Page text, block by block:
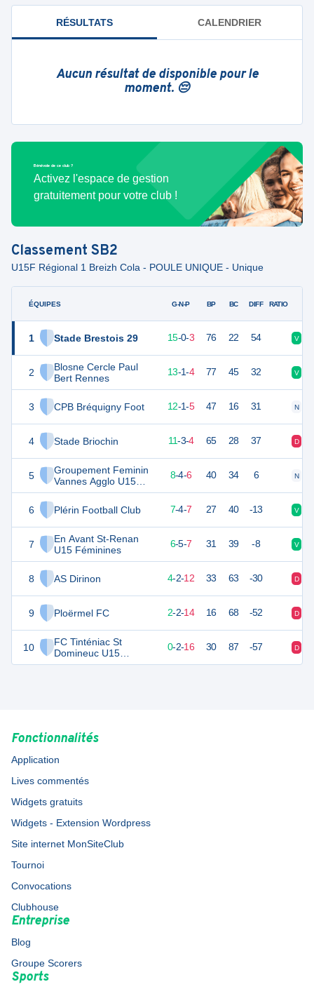
RÉSULTATS CALENDRIER
Aucun résultat de disponible pour le
moment. 😔
Bénévole de ce club ?
Activez l'espace de gestion
gratuitement pour votre club !
Classement SB2
U15F Régional 1 Breizh Cola - POULE UNIQUE - Unique
ÉQUIPES
1 Stade Brestois 29
2
Blosne Cercle Paul
Bert Rennes
3 CPB Bréquigny Foot
4 Stade Briochin
5
Groupement Feminin
Vannes Agglo U15
Féminines
6
Plérin Football Club
7
En Avant St-Renan
U15 Féminines
8 AS Dirinon
9 Ploërmel FC
10
FC Tinténiac St
Domineuc U15
Féminines
G-N-P BP BC DIFF RATIO
45 15-0-3 76 22 54 V
40 13-1-4 77 45 32 V
37 12-1-5 47 16 31 N
11-3-4 65 28 37 D
28 18 8-4-6 40 34 6 N
25 7-4-7 27 40 -13 V
23 6-5-7 31 39 -8 V
4-2-12 33 63 -30 D
2-2-14 16 68 -52 D
0-2-16 30 87 -57 D
Fonctionnalités
Application
Lives commentés
Widgets gratuits
Widgets - Extension Wordpress
Site internet MonSiteClub
Tournoi
Convocations
Clubhouse
Entreprise
Blog
Groupe Scorers
Sports